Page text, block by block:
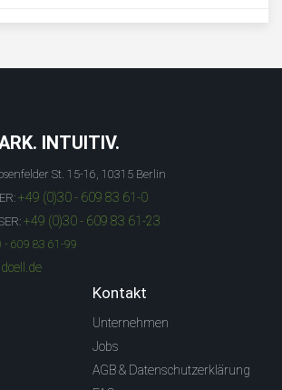
INTUITIV.
St. 15-16, 10315 Berlin
+49 (0)30 - 609 83 61-0
+49 (0)30 - 609 83 61-23
- 609 83 61-99
Kontakt
Unternehmen
Jobs
AGB & Datenschutzerklärung